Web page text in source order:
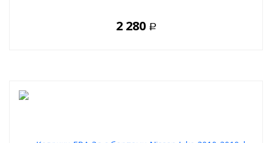
2 280 Р